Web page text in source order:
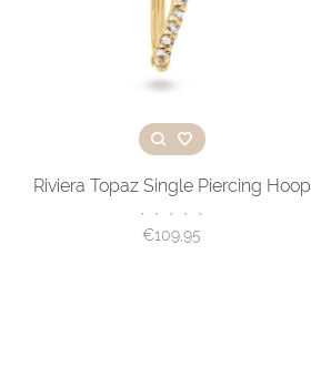
Riviera Topaz Single Piercing Hoop
• • • • •
€109,95